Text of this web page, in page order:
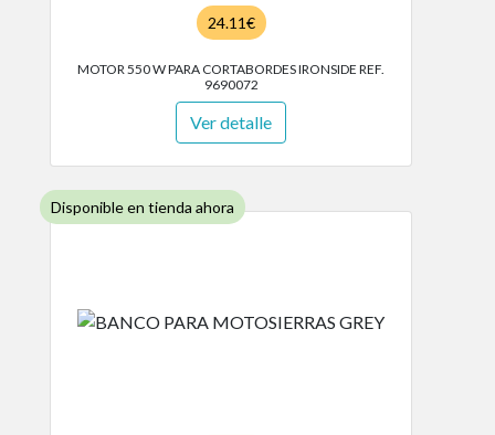
24.11€
MOTOR 550 W PARA CORTABORDES IRONSIDE REF.
9690072
Ver detalle
Disponible en tienda ahora